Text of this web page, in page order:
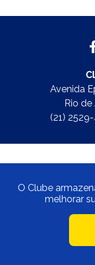
Avenida
Rio de
(21)
O Clube
melhorar